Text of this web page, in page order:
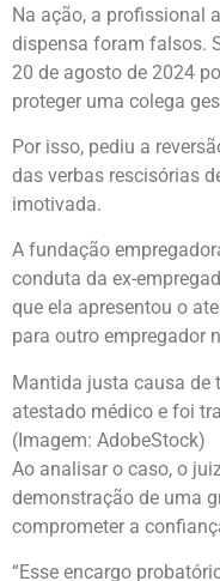
Na ação, a profissional
dispensa foram falsos.
20 de agosto de 2024
proteger uma colega
Por isso, pediu a
das verbas rescisórias
imotivada.
A fundação
conduta da ex-
que ela apresentou o
para outro empregador
Mantida justa causa de
atestado médico e foi
(Imagem: AdobeStock)
Ao analisar o caso, o
demonstração de uma
comprometer a
“Esse encargo